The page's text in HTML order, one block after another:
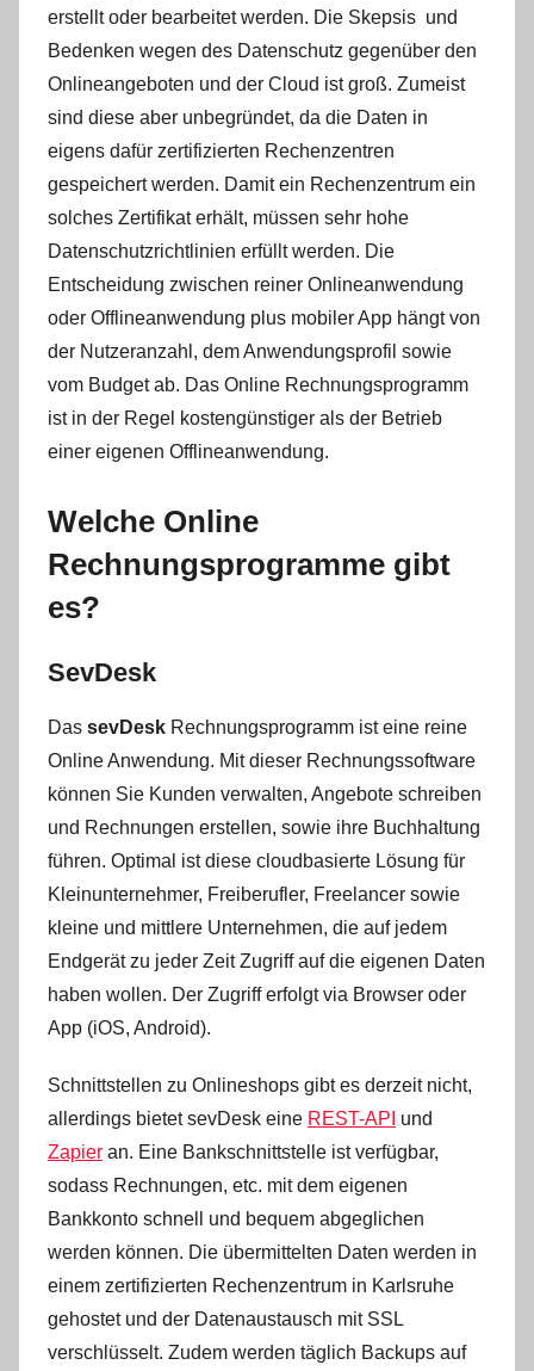
erstellt oder bearbeitet werden. Die Skepsis und
Bedenken wegen des Datenschutz gegenüber den
Onlineangeboten und der Cloud ist groß. Zumeist
sind diese aber unbegründet, da die Daten in
eigens dafür zertifizierten Rechenzentren
gespeichert werden. Damit ein Rechenzentrum ein
solches Zertifikat erhält, müssen sehr hohe
Datenschutzrichtlinien erfüllt werden. Die
Entscheidung zwischen reiner Onlineanwendung
oder Offlineanwendung plus mobiler App hängt von
der Nutzeranzahl, dem Anwendungsprofil sowie
vom Budget ab. Das Online Rechnungsprogramm
ist in der Regel kostengünstiger als der Betrieb
einer eigenen Offlineanwendung.
Welche Online
Rechnungsprogramme gibt
es?
SevDesk
Das sevDesk Rechnungsprogramm ist eine reine
Online Anwendung. Mit dieser Rechnungssoftware
können Sie Kunden verwalten, Angebote schreiben
und Rechnungen erstellen, sowie ihre Buchhaltung
führen. Optimal ist diese cloudbasierte Lösung für
Kleinunternehmer, Freiberufler, Freelancer sowie
kleine und mittlere Unternehmen, die auf jedem
Endgerät zu jeder Zeit Zugriff auf die eigenen Daten
haben wollen. Der Zugriff erfolgt via Browser oder
App (iOS, Android).
Schnittstellen zu Onlineshops gibt es derzeit nicht,
allerdings bietet sevDesk eine REST-API und
Zapier an. Eine Bankschnittstelle ist verfügbar,
sodass Rechnungen, etc. mit dem eigenen
Bankkonto schnell und bequem abgeglichen
werden können. Die übermittelten Daten werden in
einem zertifizierten Rechenzentrum in Karlsruhe
gehostet und der Datenaustausch mit SSL
verschlüsselt. Zudem werden täglich Backups auf